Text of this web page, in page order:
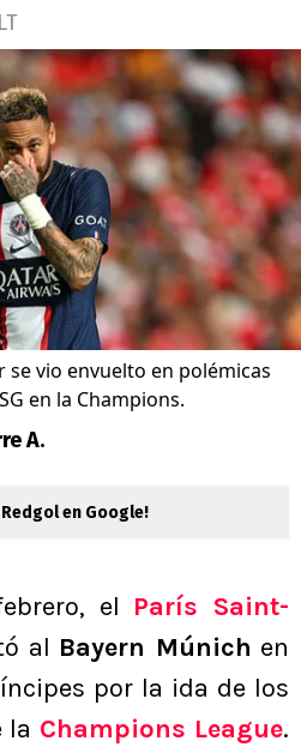
se vio envuelto en polémicas
en la Champions.
A.
en Google!
el París Saint-
al Bayern Múnich en
por la ida de los
la Champions League.